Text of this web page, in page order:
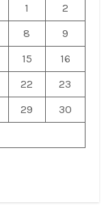
1
2
8
9
15
16
22
23
29
30